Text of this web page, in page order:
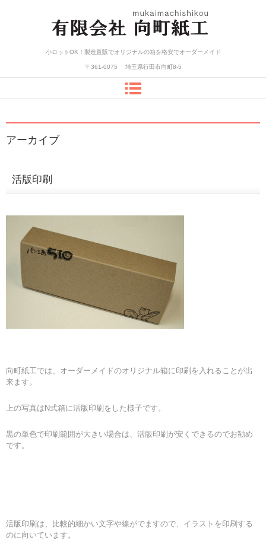
安価格で作れます！―(有)向町紙工
小ロットOK！製造直販でオリジナルの箱を格安でオーダーメイド
〒361-0075 埼玉県行田市向町8-5
アーカイブ
活版印刷
向町紙工では、オーダーメイドのオリジナル箱に印刷を入れることが出
来ます。
上の写真はN式箱に活版印刷をした様子です。
黒の単色で印刷範囲が大きい場合は、活版印刷が安くできるのでお勧め
です。
活版印刷は、比較的細かい文字や線がでますので、イラストを印刷する
のに向いています。